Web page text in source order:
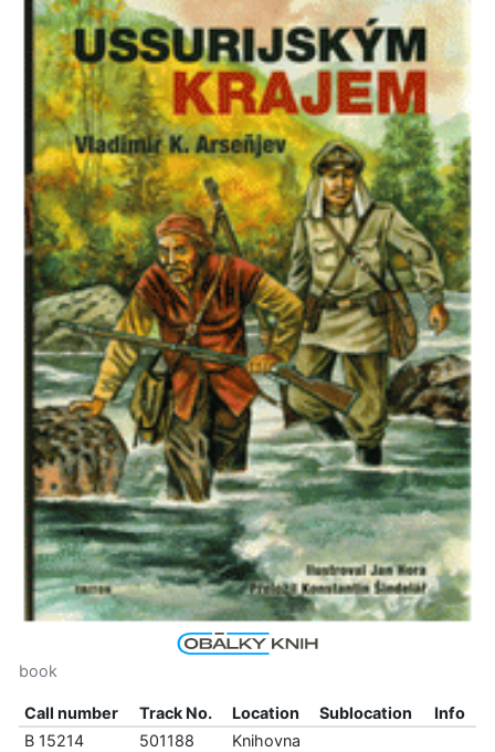
book
Call number Track No. Location Sublocation
Info
B 15214
501188 Knihovna